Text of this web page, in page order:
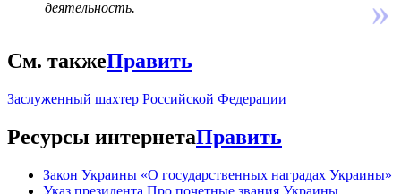
деятельность.
См. такжеПравить
Заслуженный шахтер Российской Федерации
Ресурсы интернетаПравить
Закон Украины «О государственных наградах Украины»
Указ президента Про почетные звания Украины